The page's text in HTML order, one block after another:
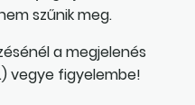
szűnik meg.
a megjelenés
vegye figyelembe!